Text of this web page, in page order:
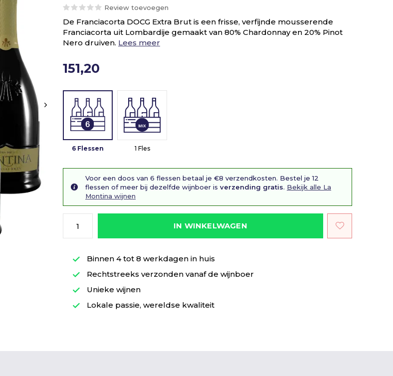
Review toevoegen
De Franciacorta DOCG Extra Brut is een frisse, verfijnde mousserende
Franciacorta uit Lombardije gemaakt van 80% Chardonnay en 20% Pinot
Nero druiven. Lees meer
151,20
6 Flessen 1 Fles
Voor een doos van 6 flessen betaal je €8 verzendkosten. Bestel je 12
flessen of meer bij dezelfde wijnboer is verzending gratis. Bekijk alle La
Montina wijnen
IN WINKELWAGEN
Binnen 4 tot 8 werkdagen in huis
Rechtstreeks verzonden vanaf de wijnboer
Unieke wijnen
Lokale passie, wereldse kwaliteit